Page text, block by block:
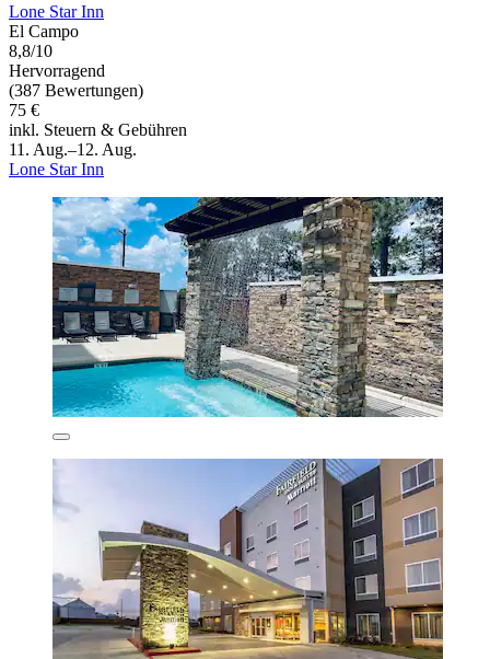
Lone Star Inn
El Campo
8,8/10
Hervorragend
(387 Bewertungen)
75 €
inkl. Steuern & Gebühren
11. Aug.–12. Aug.
Lone Star Inn